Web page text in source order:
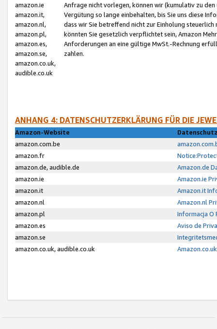
amazon.ie
amazon.it,
amazon.nl,
amazon.pl,
amazon.es,
amazon.se,
amazon.co.uk,
audible.co.uk
Anfrage nicht vorlegen, können wir (kumulativ zu
Vergütung so lange einbehalten, bis Sie uns diese
dass wir Sie betreffend nicht zur Einholung
könnten Sie gesetzlich verpflichtet sein, Amazon
Anforderungen an eine gültige MwSt.-Rechnung
zahlen.
ANHANG 4: DATENSCHUTZERKLÄRUNG FÜR DIE
Amazon-Website
amazon.com.be
amazon.fr
amazon.de, audible.de
Amazon.de
amazon.ie
Amazon.ie
amazon.it
Amazon.it
amazon.nl
Amazon.nl
amazon.pl
Informacja O
amazon.es
Aviso de
amazon.se
amazon.co.uk, audible.co.uk